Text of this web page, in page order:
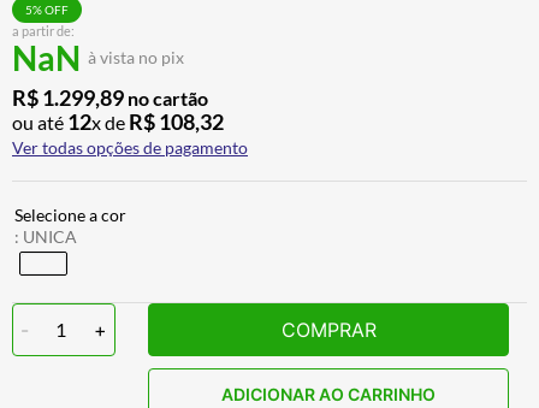
a partir de:
NaN à vista no pix
5% OFF
R$1.299,89 no cartão
ou até 12x de R$108,32
Ver todas opções de pagamento
: UNICA
- 1 + COMPRAR
ADICIONAR AO CARRINHO
10º